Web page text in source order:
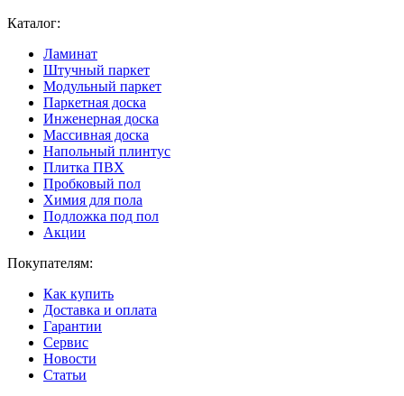
Каталог:
Ламинат
Штучный паркет
Модульный паркет
Паркетная доска
Инженерная доска
Массивная доска
Напольный плинтус
Плитка ПВХ
Пробковый пол
Химия для пола
Подложка под пол
Акции
Покупателям:
Как купить
Доставка и оплата
Гарантии
Сервис
Новости
Статьи